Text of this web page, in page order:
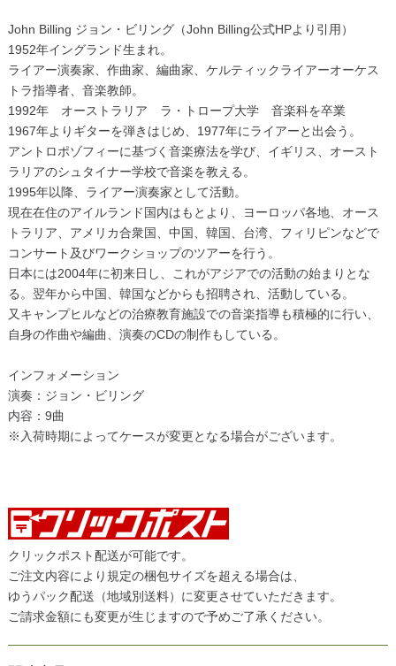
John Billing ジョン・ビリング（John Billing公式HPより引用）
1952年イングランド生まれ。
ライアー演奏家、作曲家、編曲家、ケルティックライアーオーケス
トラ指導者、音楽教師。
1992年 オーストラリア ラ・トロープ大学 音楽科を卒業
1967年よりギターを弾きはじめ、1977年にライアーと出会う。
アントロポゾフィーに基づく音楽療法を学び、イギリス、オースト
ラリアのシュタイナー学校で音楽を教える。
1995年以降、ライアー演奏家として活動。
現在在住のアイルランド国内はもとより、ヨーロッパ各地、オース
トラリア、アメリカ合衆国、中国、韓国、台湾、フィリピンなどで
コンサート及びワークショップのツアーを行う。
日本には2004年に初来日し、これがアジアでの活動の始まりとな
る。翌年から中国、韓国などからも招聘され、活動している。
又キャンプヒルなどの治療教育施設での音楽指導も積極的に行い、
自身の作曲や編曲、演奏のCDの制作もしている。
インフォメーション
演奏：ジョン・ビリング
内容：9曲
※入荷時期によってケースが変更となる場合がございます。
クリックポスト配送が可能です。
ご注文内容により規定の梱包サイズを超える場合は、
ゆうパック配送（地域別送料）に変更させていただきます。
ご請求金額にも変更が生じますので予めご了承ください。